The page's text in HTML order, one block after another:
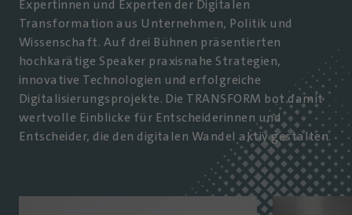
Expertinnen und Experten der Digitalen
Transformation aus Unternehmen, Politik und
Wissenschaft. Auf drei Bühnen präsentierten
hochkarätige Speaker praxisnahe Strategien,
innovative Technologien und erfolgreiche
Digitalisierungsprojekte. Die TRANSFORM bot damit
wertvolle Einblicke für Entscheiderinnen und
Entscheider, die den digitalen Wandel aktiv gestalten.